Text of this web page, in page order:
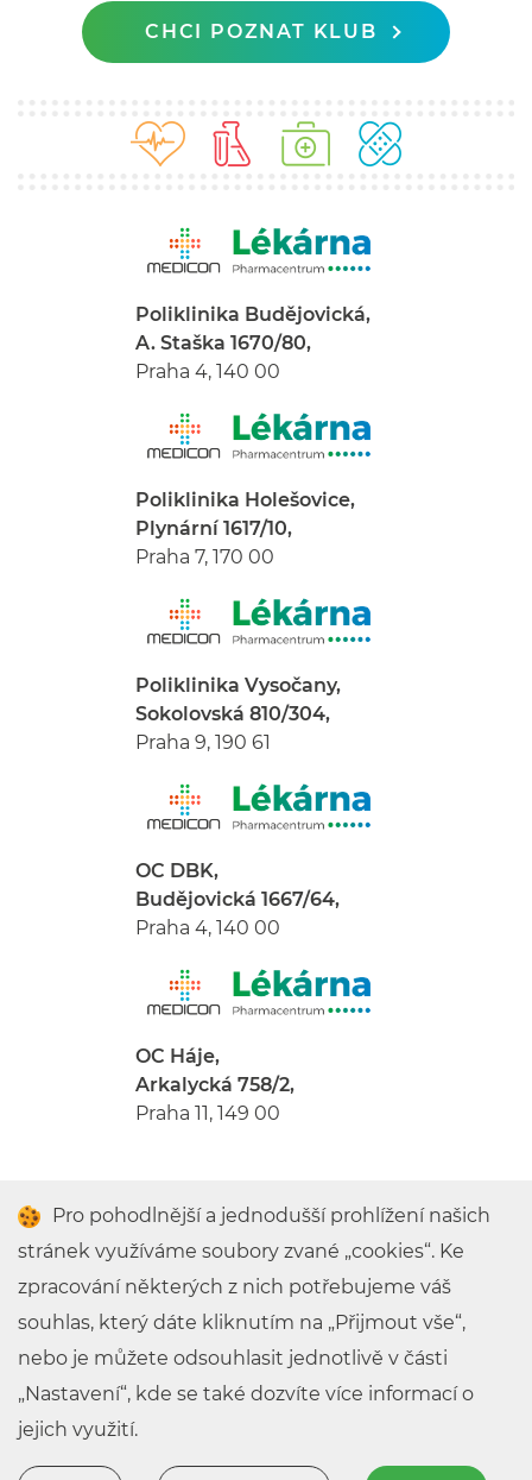
CHCI POZNAT KLUB
Poliklinika Budějovická,
A. Staška 1670/80,
Praha 4, 140 00
Poliklinika Holešovice,
Plynární 1617/10,
Praha 7, 170 00
Poliklinika Vysočany,
Sokolovská 810/304,
Praha 9, 190 61
OC DBK,
Budějovická 1667/64,
Praha 4, 140 00
OC Háje,
Arkalycká 758/2,
Praha 11, 149 00
Pro pohodlnější a jednodušší prohlížení našich
stránek využíváme soubory zvané „cookies“. Ke
zpracování některých z nich potřebujeme váš
souhlas, který dáte kliknutím na „Přijmout vše“,
nebo je můžete odsouhlasit jednotlivě v části
„Nastavení“, kde se také dozvíte více informací o
jejich využití.
Lékárny Centrála - kontakty Cookies
© 2025 - MEDICON Pharm s.r.o.
Prohlášení o ochraně osobních údajů